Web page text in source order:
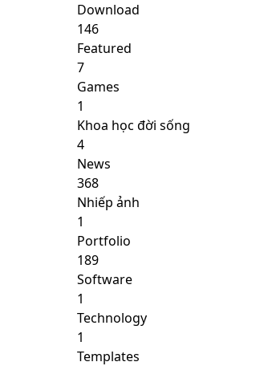
Download
146
Featured
7
Games
1
Khoa học đời sống
4
News
368
Nhiếp ảnh
1
Portfolio
189
Software
1
Technology
1
Templates